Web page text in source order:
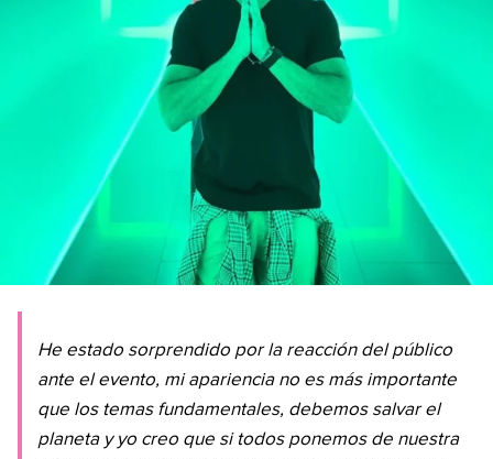
He estado sorprendido por la reacción del público
ante el evento, mi apariencia no es más importante
que los temas fundamentales, debemos salvar el
planeta y yo creo que si todos ponemos de nuestra